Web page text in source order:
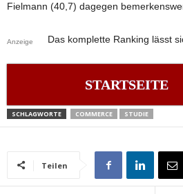
Fielmann (40,7) dagegen
Anzeige Das komplette Ranking lässt
STARTSEITE
SCHLAGWORTE COMMERCE STUDIE
Teilen